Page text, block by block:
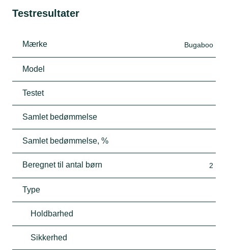
Testresultater
Mærke Bugaboo
Model
Testet
Samlet bedømmelse
Samlet bedømmelse, %
Beregnet til antal børn 2
Type
Holdbarhed
Sikkerhed